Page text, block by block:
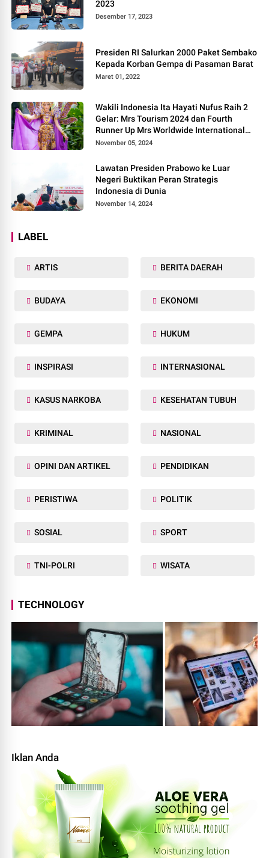
2023
Desember 17, 2023
Presiden RI Salurkan 2000 Paket Sembako
Kepada Korban Gempa di Pasaman Barat
Maret 01, 2022
Wakili Indonesia Ita Hayati Nufus Raih 2
Gelar: Mrs Tourism 2024 dan Fourth
Runner Up Mrs Worldwide International
2024, di Pemilihan Mrs Worldwide 2024
November 05, 2024
Lawatan Presiden Prabowo ke Luar
Negeri Buktikan Peran Strategis
Indonesia di Dunia
November 14, 2024
LABEL
ARTIS BERITA DAERAH
BUDAYA EKONOMI
GEMPA HUKUM
INSPIRASI INTERNASIONAL
KASUS NARKOBA KESEHATAN TUBUH
KRIMINAL NASIONAL
OPINI DAN ARTIKEL PENDIDIKAN
PERISTIWA POLITIK
SOSIAL SPORT
TNI-POLRI WISATA
TECHNOLOGY
Iklan Anda